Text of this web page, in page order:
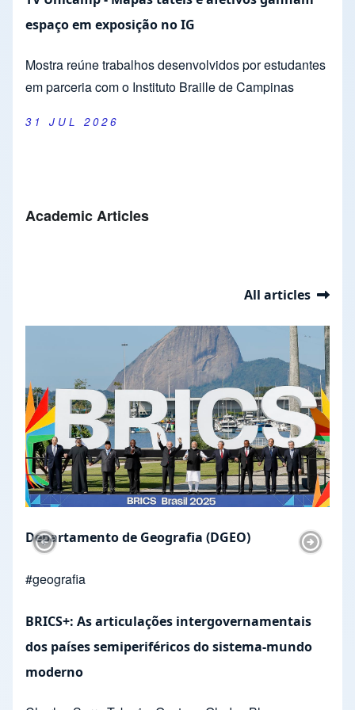
espaço em exposição no IG
Mostra reúne trabalhos desenvolvidos por estudantes
em parceria com o Instituto Braille de Campinas
31 JUL 2026
Academic Articles
All articles
Departamento de Geografia (DGEO)
#geografia
BRICS+: As articulações intergovernamentais
dos países semiperiféricos do sistema-mundo
moderno
Previous Slide Next